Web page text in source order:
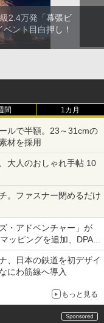
2.4万発「幕張ビ
ント目白押し！
間 1カ月
ルで半額。23～31cmの
材を採用
大人のおしゃれ手帖 10
。ファスナー閉めるだけ
・アドベンチャー」が
ッピングを追加、DPA
、日本の鉄道を初デザイ
にわ筋線へ導入
もっと見る